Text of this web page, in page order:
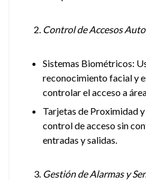
Control de Accesos
Sistemas Biométricos:
reconocimiento facial y
controlar el acceso a
Tarjetas de Proximidad
control de acceso sin
entradas y salidas.
Gestión de Alarmas y